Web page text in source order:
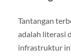
Tantangan
adalah literasi
infrastruktur